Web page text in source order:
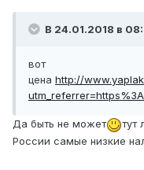
В 24.01.2018 в
вот
цена http://
Да быть не может
тут
России самые низкие